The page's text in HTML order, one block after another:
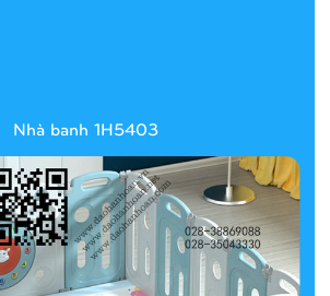
Nhà banh 1H5403